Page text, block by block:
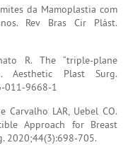
da Mamoplastia com
Rev Bras Cir Plást.
R. The “triple-plane
Aesthetic Plast Surg.
011-9668-1
Carvalho LAR, Uebel CO.
Approach for Breast
2020;44(3):698-705.